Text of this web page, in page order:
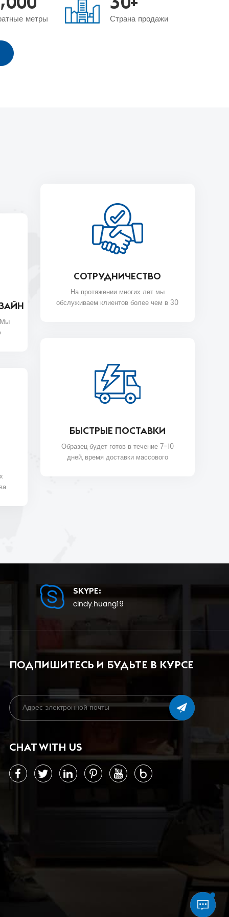
метры Страна продажи
Мы
СОТРУДНИЧЕСТВО
На протяжении многих лет мы
обслуживаем клиентов более чем в 30
БЫСТРЫЕ ПОСТАВКИ
Образец будет готов в течение 7-10
дней, время доставки массового
SKYPE:
cindy.huang19
ПОДПИШИТЕСЬ И БУДЬТЕ В КУРСЕ
CHAT WITH US